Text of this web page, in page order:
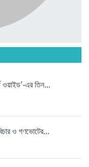
ওয়াইড’-এর তিন...
ও গণভোটের...